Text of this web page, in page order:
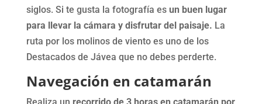
siglos. Si te gusta la fotografía es un buen lugar
para llevar la cámara y disfrutar del paisaje. La
ruta por los molinos de viento es uno de los
Destacados de Jávea que no debes perderte.
Navegación en catamarán